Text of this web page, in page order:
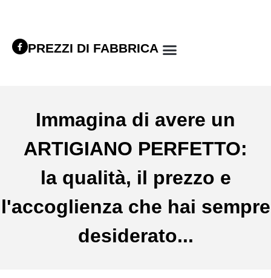
PREZZI DI FABBRICA
Immagina di avere un
ARTIGIANO PERFETTO:
la qualità, il prezzo e
l'accoglienza che hai sempre
desiderato...